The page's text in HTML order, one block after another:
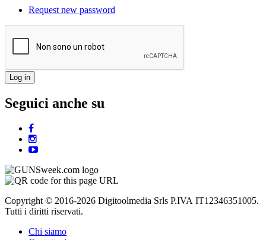
Request new password
Seguici anche su
Copyright © 2016-2026 Digitoolmedia Srls P.IVA IT12346351005.
Tutti i diritti riservati.
Chi siamo